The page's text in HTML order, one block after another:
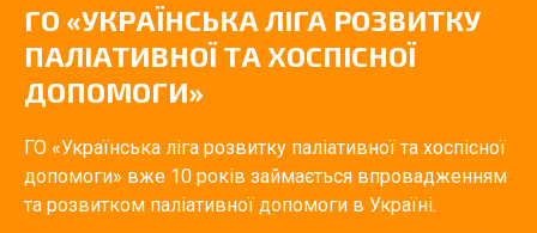
ГО «УКРАЇНСЬКА ЛІГА РОЗВИТКУ
ПАЛІАТИВНОЇ ТА ХОСПІСНОЇ
ДОПОМОГИ»
ГО «Українська ліга розвитку паліативної та хоспісної
допомоги» вже 10 років займається впровадженням
та розвитком паліативної допомоги в Україні.